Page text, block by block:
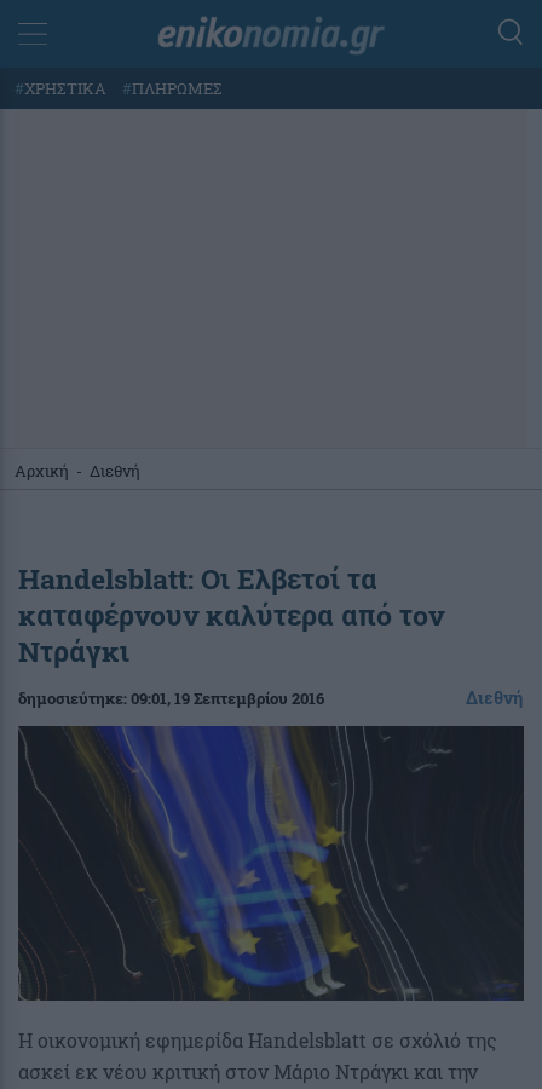
#ΧΡΗΣΤΙΚΑ #ΠΛΗΡΩΜΕΣ
Αρχική - Διεθνή
Handelsblatt: Οι Ελβετοί τα
καταφέρνουν καλύτερα από τον
Ντράγκι
δημοσιεύτηκε:09:01, 19 Σεπτεμβρίου 2016 Διεθνή
H oικονομική εφημερίδα Handelsblatt σε σχόλιό της
ασκεί εκ νέου κριτική στον Μάριο Ντράγκι και την